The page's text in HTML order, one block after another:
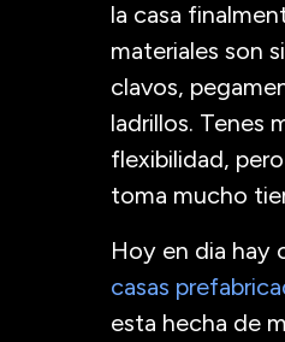
la casa
materiales son
clavos,
ladrillos. Tenes
flexibilidad,
toma mucho
Hoy en dia hay
casas
esta hecha de